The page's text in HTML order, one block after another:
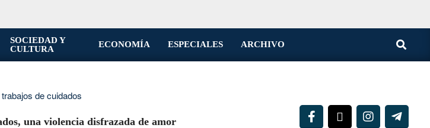
SOCIEDAD Y
CULTURA
ECONOMÍA ESPECIALES ARCHIVO Buscar
una violencia disfrazada de amor